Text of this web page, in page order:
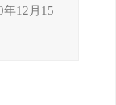
年12月15